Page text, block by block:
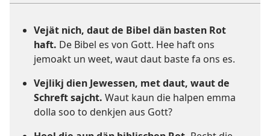
Vejät nich, daut de Bibel dän basten Rot
haft. De Bibel es von Gott. Hee haft ons
jemoakt un weet, waut daut baste fa ons es.
Vejlikj dien Jewessen, met daut, waut de
Schreft sajcht. Waut kaun die halpen emma
dolla soo to denkjen aus Gott?